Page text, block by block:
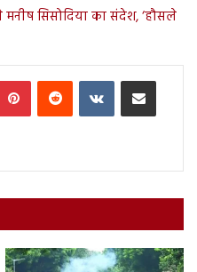
सिसोदिया का संदेश, ‘हौसले
PinterestReddit VKontakteShare via Email